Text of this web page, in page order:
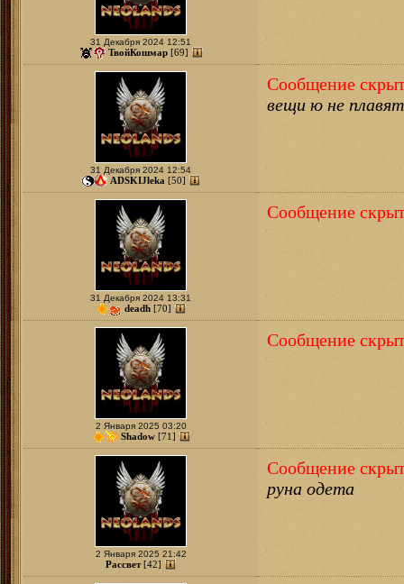
31 Декабря 2024 12:51
ТвойКошмар [69]
31 Декабря 2024 12:54
ADSKIJleka [50]
Сообщение
вещи ю не
31 Декабря 2024 13:31
deadh [70]
Сообщение
2 Января 2025 03:20
Shadow [71]
Сообщение
2 Января 2025 21:42
Рассвет [42]
Сообщение
руна одета